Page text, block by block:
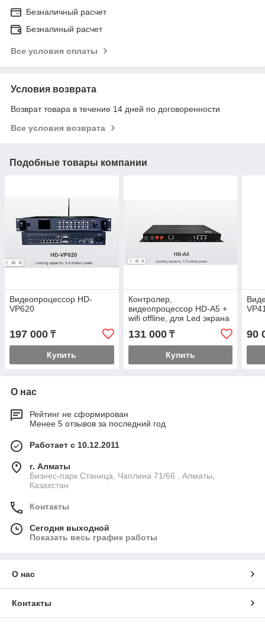
Безналичный расчет
Безналиный расчет
Все условия оплаты
Условия возврата
Возврат товара в течение 14 дней по договоренности
Все условия возврата
Подобные товары компании
Видеопроцессор HD-
VP620
197 000 ₸
Купить
Контролер,
видеопроцессор HD-A5 +
wifi offline, для Led экрана
131 000₸
Купить
90
О нас
Рейтинг не сформирован
Менее 5 отзывов за последний год
Работает с 10.12.2011
г. Алматы
Бизнес-парк Станица, Чаплина 71/66 , Алматы,
Казахстан
Контакты
Сегодня выходной
Показать весь график работы
О нас
Контакты